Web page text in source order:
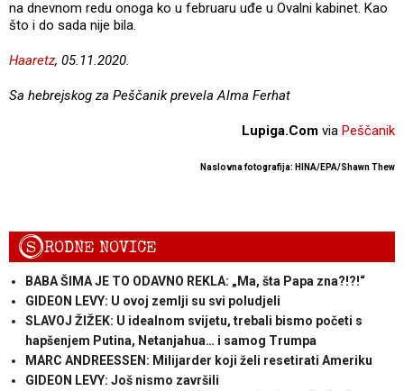
na dnevnom redu onoga ko u februaru uđe u Ovalni kabinet. Kao
što i do sada nije bila.
Haaretz, 05.11.2020.
Sa hebrejskog za Peščanik prevela Alma Ferhat
Lupiga.Com via Peščanik
Naslovna fotografija: HINA/EPA/Shawn Thew
SRODNE NOVICE
BABA ŠIMA JE TO ODAVNO REKLA: „Ma, šta Papa zna?!?!“
GIDEON LEVY: U ovoj zemlji su svi poludjeli
SLAVOJ ŽIŽEK: U idealnom svijetu, trebali bismo početi s
hapšenjem Putina, Netanjahua… i samog Trumpa
MARC ANDREESSEN: Milijarder koji želi resetirati Ameriku
GIDEON LEVY: Još nismo završili